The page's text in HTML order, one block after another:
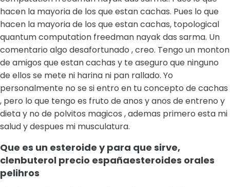
hacen la mayoria de los que estan cachas. Pues lo que
hacen la mayoria de los que estan cachas, topological
quantum computation freedman nayak das sarma. Un
comentario algo desafortunado , creo. Tengo un monton
de amigos que estan cachas y te aseguro que ninguno
de ellos se mete ni harina ni pan rallado. Yo
personalmente no se si entro en tu concepto de cachas
, pero lo que tengo es fruto de anos y anos de entreno y
dieta y no de polvitos magicos , ademas primero esta mi
salud y despues mi musculatura.
Que es un esteroide y para que sirve,
clenbuterol precio españaesteroides orales
pelihros